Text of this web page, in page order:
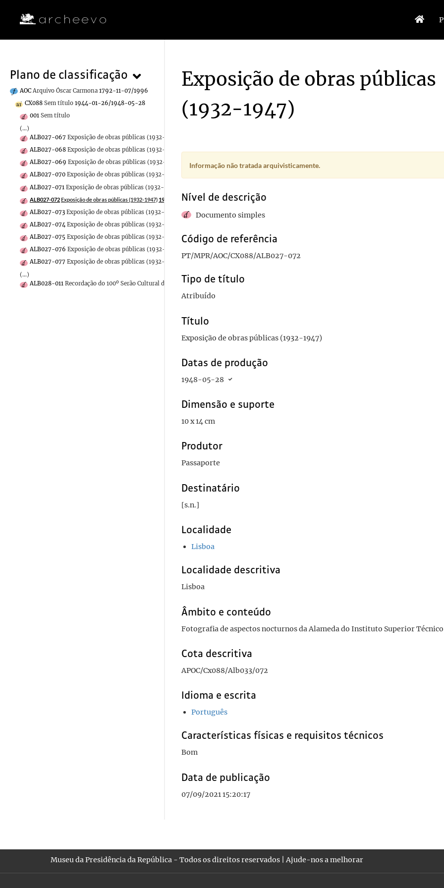
Plano de classificação
AOC Arquivo Óscar Carmona 1792-11-07/1996
CX088 Sem título 1944-01-26/1948-05-28
001 Sem título
(...)
ALB027-067 Exposição de obras públicas (1932-1947)
ALB027-068 Exposição de obras públicas (1932-1947)
ALB027-069 Exposição de obras públicas (1932-1947)
1948-05-28
ALB027-070 Exposição de obras públicas (1932-1947)
ALB027-071 Exposição de obras públicas (1932-1947)
ALB027-072Exposição de obras públicas (1932-1947) 1948-05-28
ALB027-073 Exposição de obras públicas (1932-1947)
1948-05-28
ALB027-074 Exposição de obras públicas (1932-1947)
ALB027-075 Exposição de obras públicas (1932-1947)
1948-05-28
ALB027-076 Exposição de obras públicas (1932-1947)
ALB027-077 Exposição de obras públicas (1932-1947)
(...)
ALB028-011 Recordação do 100º Serão Cultural da F. N. A. T. 1944-01-26
Exposição de obras públicas
(1932-1947)
Informação não tratada arquivisticamente.
Nível de descrição
Documento simples
Código de referência
PT/MPR/AOC/CX088/ALB027-072
Tipo de título
Atribuído
Título
Exposição de obras públicas (1932-1947)
Datas de produção
1948-05-28
Dimensão e suporte
10 x 14 cm
Produtor
Passaporte
Destinatário
[s.n.]
Localidade
Lisboa
Localidade descritiva
Lisboa
Âmbito e conteúdo
Fotografia de aspectos nocturnos da Alameda do Instituto Superior
Cota descritiva
APOC/Cx088/Alb033/072
Idioma e escrita
Português
Características físicas e requisitos técnicos
Bom
Data de publicação
07/09/2021 15:20:17
Museu da Presidência da República - Todos os direitos reservados |Ajude-nos a melhorar